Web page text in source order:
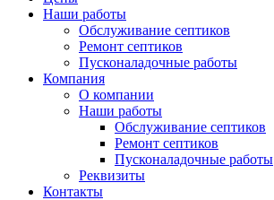
Наши работы
Обслуживание септиков
Ремонт септиков
Пусконаладочные работы
Компания
О компании
Наши работы
Обслуживание септиков
Ремонт септиков
Пусконаладочные работы
Реквизиты
Контакты